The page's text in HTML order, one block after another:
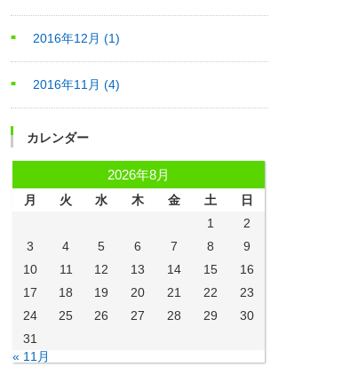
2016年12月 (1)
2016年11月 (4)
カレンダー
2026年8月
月 火 水 木 金 土
日
1
2
3
4 5 6 7 8
9
10
11 12 13 14 15
16
17
18 19 20 21 22
23
24
25 26 27 28 29
30
31
« 11月